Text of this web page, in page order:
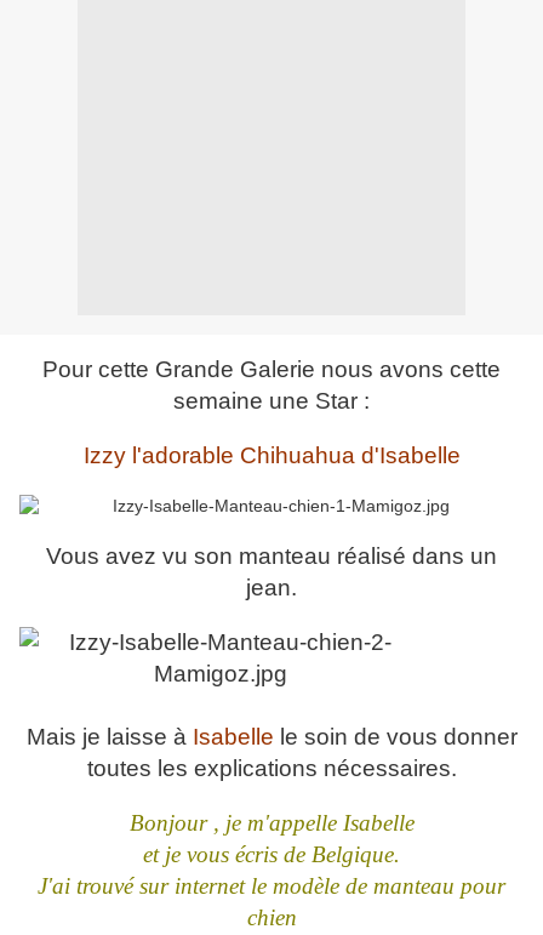
Pour cette Grande Galerie nous avons cette
semaine une Star :
Izzy l'adorable Chihuahua d'Isabelle
Vous avez vu son manteau réalisé dans un
jean.
Mais je laisse à Isabelle le soin de vous donner
toutes les explications nécessaires.
Bonjour , je m'appelle Isabelle
et je vous écris de Belgique.
J'ai trouvé sur internet le modèle de manteau pour
chien